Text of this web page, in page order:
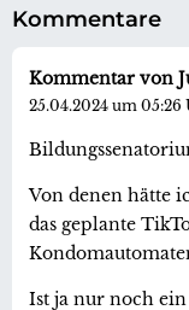
Kommentare
Kommentar von
25.04.2024 um 05:26
Von denen hätte
das geplante
Ist ja nur noch